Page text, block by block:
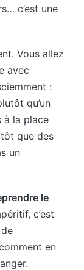
c’est une
Vous allez
avec
:
qu’un
à la place
que des
un
le
c’est
en